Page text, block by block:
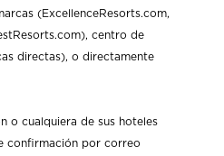
(ExcellenceResorts.com,
centro de
directas), o directamente
o cualquiera de sus hoteles
confirmación por correo